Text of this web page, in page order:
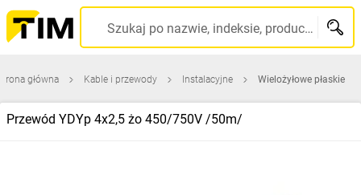
Szukaj po nazwie, indeksie, producencie, kodzie kreskowym...
główna Kable i przewody Instalacyjne Wielożyłowe płaskie
Przewód YDYp 4x2,5 żo 450/750V /50m/